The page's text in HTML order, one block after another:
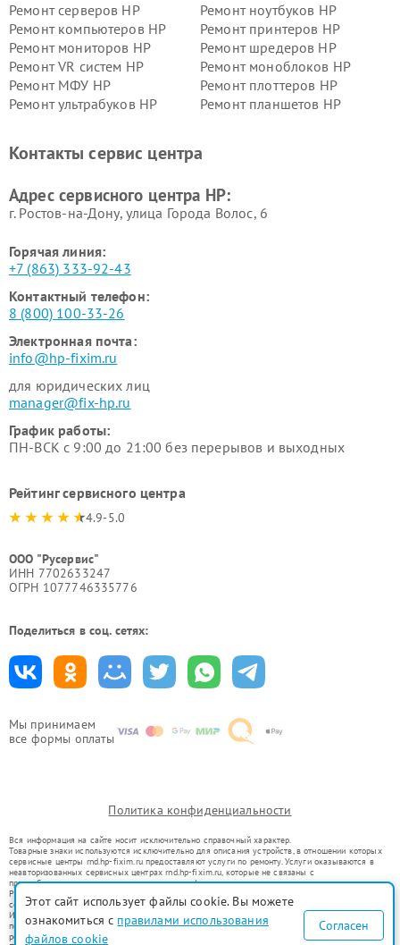
Мы принимаем
все формы оплаты
Ремонт серверов HP
Ремонт ноутбуков HP
Ремонт компьютеров HP
Ремонт принтеров HP
Ремонт мониторов HP
Ремонт шредеров HP
Ремонт VR систем HP
Ремонт моноблоков HP
Ремонт МФУ HP
Ремонт плоттеров HP
Ремонт ультрабуков HP
Ремонт планшетов HP
Контакты сервис центра
Адрес сервисного центра HP:
г. Ростов-на-Дону, улица Города Волос, 6
Горячая линия:
+7 (863) 333-92-43
Контактный телефон:
8 (800) 100-33-26
Электронная почта:
info@hp-fixim.ru
для юридических лиц
manager@fix-hp.ru
График работы:
ПН-ВСК с 9:00 до 21:00 без перерывов и выходных
Рейтинг сервисного центра
4.9-5.0
ООО "Русервис"
ИНН 7702633247
ОГРН 1077746335776
Поделиться в соц. сетях:
Политика конфиденциальности
Вся информация на сайте носит исключительно справочный характер.
Товарные знаки используются исключительно для описания устройств, в отношении которых
сервисные центры rnd.hp-fixim.ru предоставляют услуги по ремонту. Услуги оказываются в
неавторизованных сервисных центрах rnd.hp-fixim.ru, которые не связаны с
правообладателями товарных знаков или их официальными представителями.
Ремонт осуществляется для устройств, уже введенных в гражданский оборот в соответствии
со статьей 1487 ГК РФ.
Использование товарных знаков не преследует цели индивидуализации услуг или введения
потребителей в заблуждение, а служит для информирования о предоставляемых услугах по
ремонту техники указанных брендов.
Этот сайт использует файлы cookie. Вы можете
ознакомиться с правилами использования
файлов cookie
Согласен